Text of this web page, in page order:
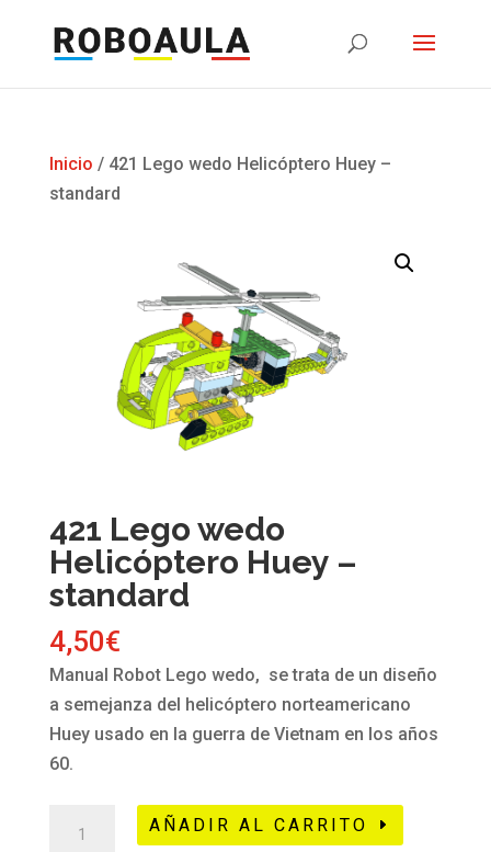
Inicio / 421 Lego wedo Helicóptero Huey –
standard
421 Lego wedo
Helicóptero Huey –
standard
4,50€
Manual Robot Lego wedo, se trata de un diseño
a semejanza del helicóptero norteamericano
Huey usado en la guerra de Vietnam en los años
60.
AÑADIR AL CARRITO